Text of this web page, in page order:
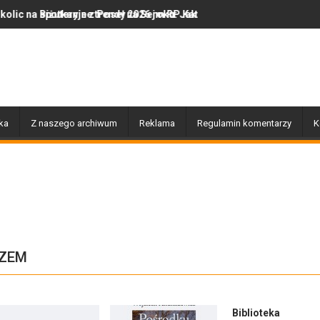
Poseł na Sejm RP Katarzyną Królak
trendy 2026 roku: Jak polska marka olor.pl podbija serca
Dobiegły końca prace
Z naszego archiwum Reklama Regulamin komentarzy
Biblioteka